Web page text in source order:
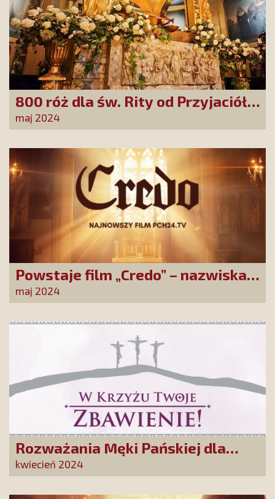
800 róż dla św. Rity od Przyjaciół
Stowarzyszenia!
maj 2024
Powstaje film „Credo” – nazwiska
występujących robią wrażenie!
maj 2024
Rozważania Męki Pańskiej dla
naszych Przyjaciół
kwiecień 2024